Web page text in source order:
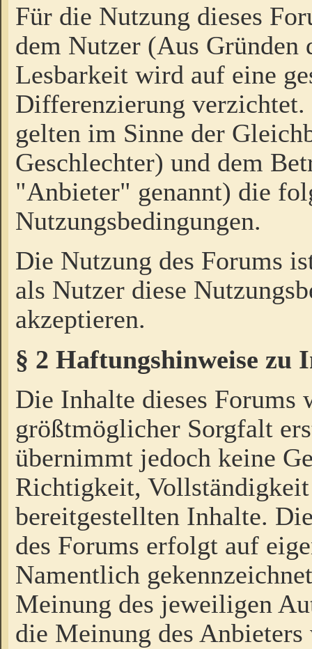
Für die Nutzung dieses
dem Nutzer (Aus Gründen
Lesbarkeit wird auf eine
Differenzierung
gelten im Sinne der
Geschlechter) und dem
"Anbieter" genannt) die
Nutzungsbedingungen.
Die Nutzung des Forums
als Nutzer diese
akzeptieren.
§ 2 Haftungshinweise zu
Die Inhalte dieses Forums
größtmöglicher Sorgfalt
übernimmt jedoch keine
Richtigkeit,
bereitgestellten Inhalte.
des Forums erfolgt auf
Namentlich
Meinung des jeweiligen
die Meinung des Anbieters